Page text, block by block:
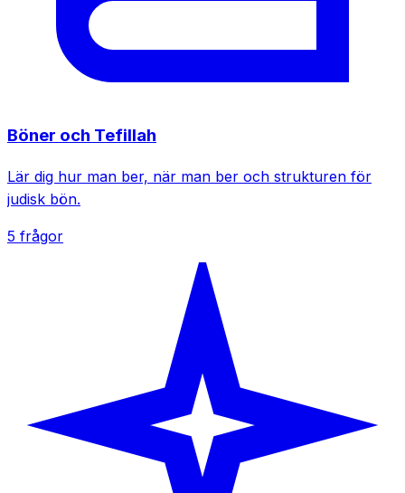
Böner och Tefillah
Lär dig hur man ber, när man ber och strukturen för
judisk bön.
5 frågor